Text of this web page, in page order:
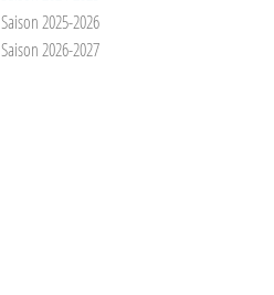
Saison 2025-2026
Saison 2026-2027